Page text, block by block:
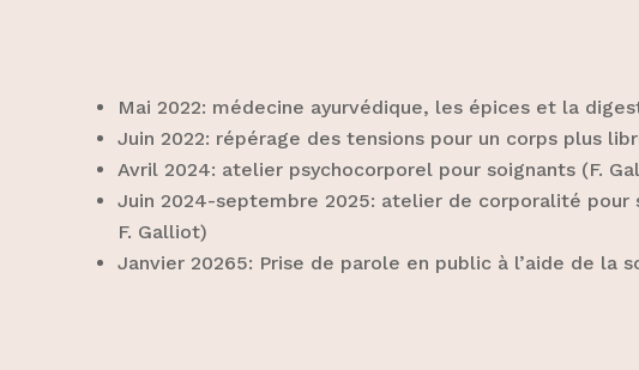
Mai 2022: médecine ayurvédique, les épices et la
Juin 2022: répérage des tensions pour un corps plus
Avril 2024: atelier psychocorporel pour soignants (F.
Juin 2024-septembre 2025: atelier de corporalité pour
F. Galliot)
Janvier 20265: Prise de parole en public à l’aide de la